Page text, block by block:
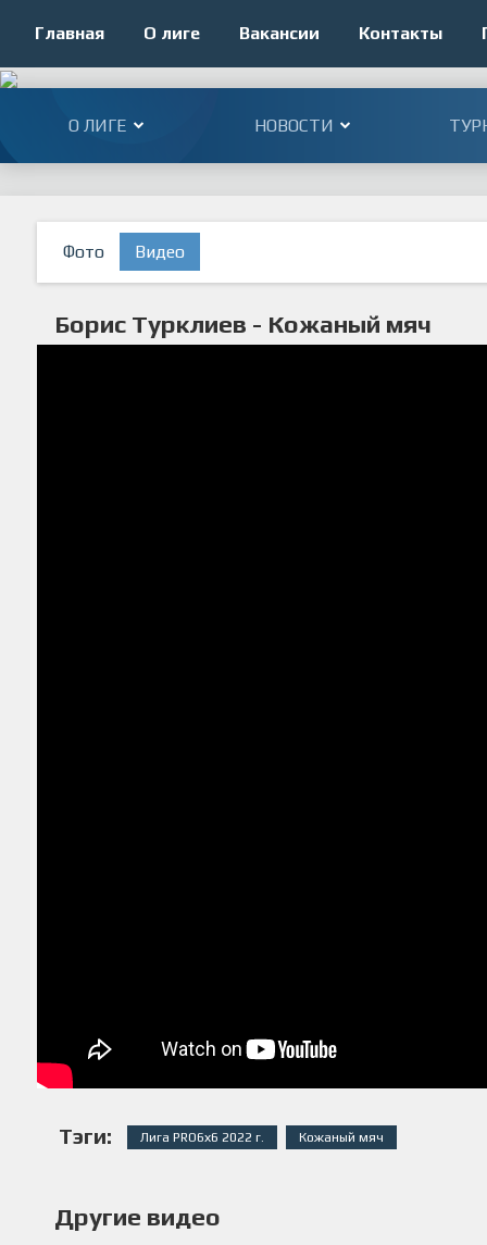
Главная О лиге Вакансии Контакты
О ЛИГЕ НОВОСТИ
Фото Видео
Борис Турклиев - Кожаный мяч
Тэги: Лига PRO6х6 2022 г. Кожаный мяч
Другие видео